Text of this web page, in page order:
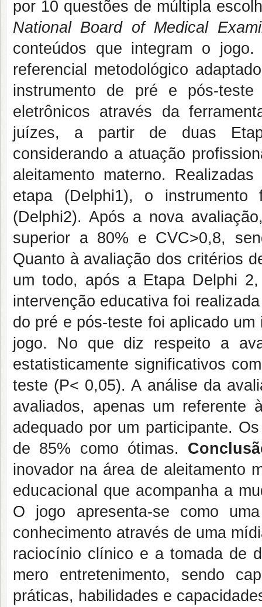
por 10 questões de múltipla
National Board of Medical
conteúdos que integram o
referencial metodológico
instrumento de pré e pós-
eletrônicos através da
juízes, a partir de duas
considerando a atuação
aleitamento materno.
etapa (Delphi1), o
(Delphi2). Após a nova
superior a 80% e CVC>0,8,
Quanto à avaliação dos critérios
um todo, após a Etapa Delphi
intervenção educativa foi
do pré e pós-teste foi aplicado
jogo. No que diz respeito a
estatisticamente significativos
teste (P< 0,05). A análise da
avaliados, apenas um referente
adequado por um participante.
de 85% como ótimas.
inovador na área de aleitamento
educacional que acompanha a
O jogo apresenta-se como
conhecimento através de uma
raciocínio clínico e a tomada de
mero entretenimento, sendo
práticas, habilidades e